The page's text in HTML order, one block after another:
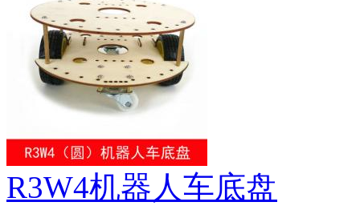
R3W4机器人车底盘